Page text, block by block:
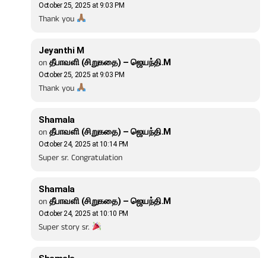
October 25, 2025 at 9:03 PM
Thank you
Jeyanthi M
on தீபாவளி (சிறுகதை) – ஜெயந்தி.M
October 25, 2025 at 9:03 PM
Thank you
Shamala
on தீபாவளி (சிறுகதை) – ஜெயந்தி.M
October 24, 2025 at 10:14 PM
Super sr. Congratulation
Shamala
on தீபாவளி (சிறுகதை) – ஜெயந்தி.M
October 24, 2025 at 10:10 PM
Super story sr.